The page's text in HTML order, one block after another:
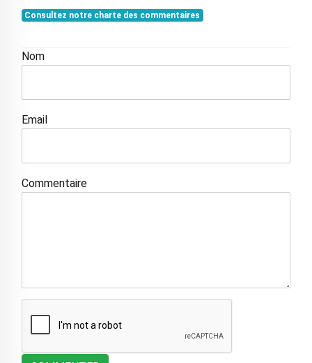
Consultez notre charte des commentaires
Nom
Email
Commentaire